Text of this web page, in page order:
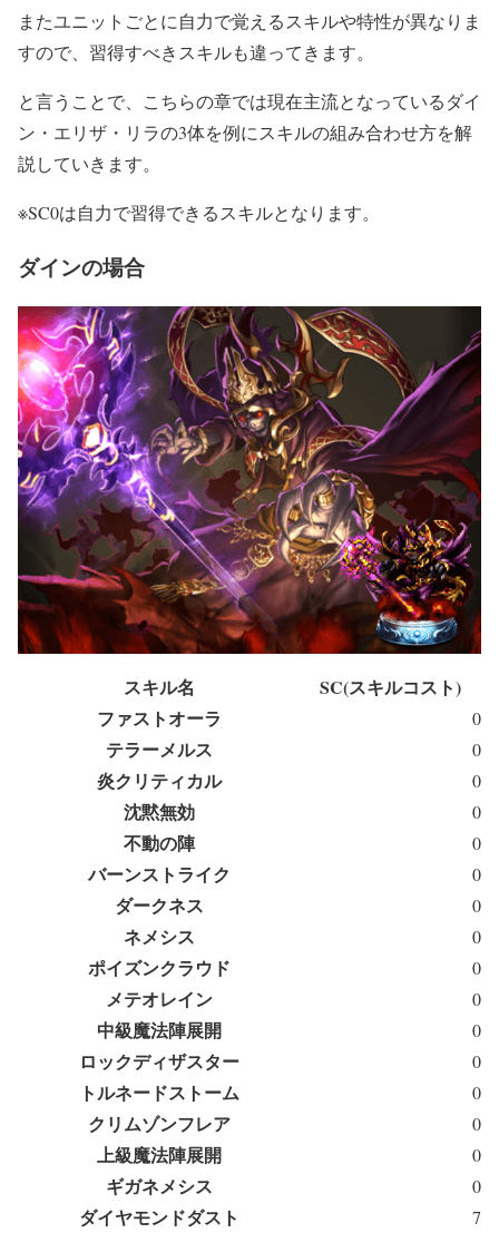
またユニットごとに自力で覚えるスキルや特性が異なりま
すので、習得すべきスキルも違ってきます。
と言うことで、こちらの章では現在主流となっているダイ
ン・エリザ・リラの3体を例にスキルの組み合わせ方を解
説していきます。
※SC0は自力で習得できるスキルとなります。
ダインの場合
スキル名
SC(スキルコスト)
ファストオーラ
0
テラーメルス 0
炎クリティカル 0
沈黙無効 0
不動の陣 0
バーンストライク 0
ダークネス 0
ネメシス 0
ポイズンクラウド 0
メテオレイン 0
中級魔法陣展開 0
ロックディザスター 0
トルネードストーム 0
クリムゾンフレア 0
上級魔法陣展開 0
ギガネメシス 0
ダイヤモンドダスト 7